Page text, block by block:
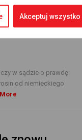
Akceptuj wszystko
walczy o
w sądzie o prawdę.
od niemieckiego